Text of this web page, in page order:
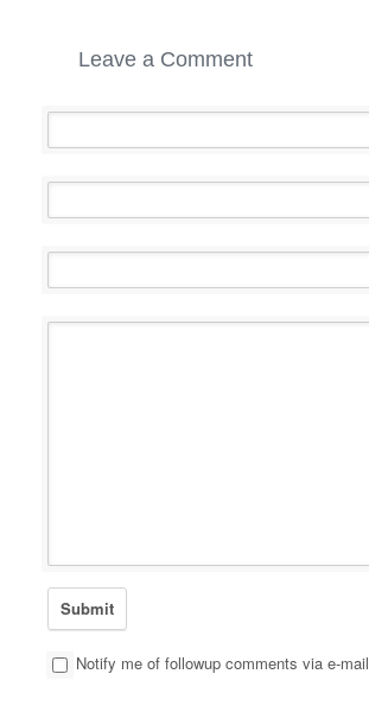
Leave a Comment
Notify me of followup comments via e-mail